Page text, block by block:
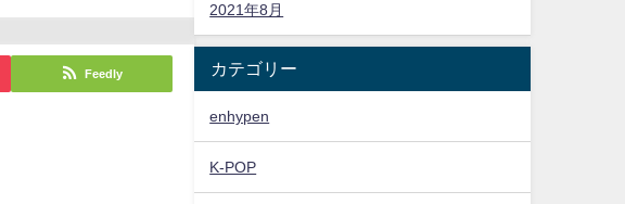
Feedly
2021年8月
カテゴリー
enhypen
K-POP